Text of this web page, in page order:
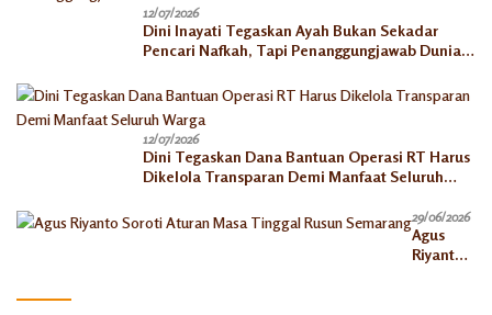
12/07/2026
Dini Inayati Tegaskan Ayah Bukan Sekadar
Pencari Nafkah, Tapi Penanggungjawab Dunia
12/07/2026
Dini Tegaskan Dana Bantuan Operasi RT Harus
Dikelola Transparan Demi Manfaat Seluruh
29/06/2026
Agus
Riyanto